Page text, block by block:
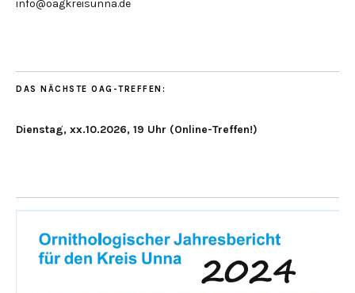
info@oagkreisunna.de
DAS NÄCHSTE OAG-TREFFEN:
Dienstag, xx.10.2026, 19 Uhr (Online-Treffen!)